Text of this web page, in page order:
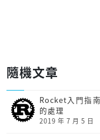
隨機文章
Rocket入門指
的處理
2019 年 7 月 5 日